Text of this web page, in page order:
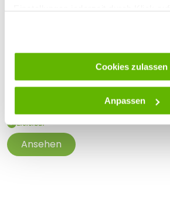
Cookies zulassen
Anpassen
Gallagher Stütze für Haspeleckpfahl/
Bietet dem Haspeleckpfahl zusätzliche
Hochwertig verzinkter Stahl
Lieferbar
Ansehen